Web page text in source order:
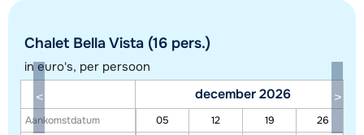
Chalet Bella Vista (16 pers.)
in euro's, per persoon
Aankomstdatum
december 2026
05 12 19
26